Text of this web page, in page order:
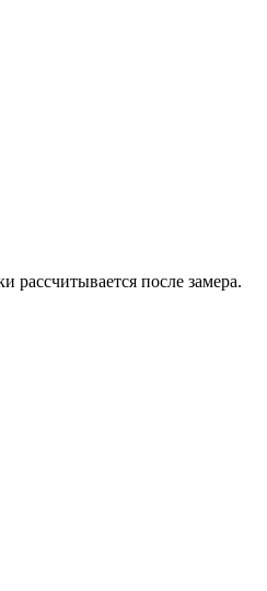
рассчитывается после замера.